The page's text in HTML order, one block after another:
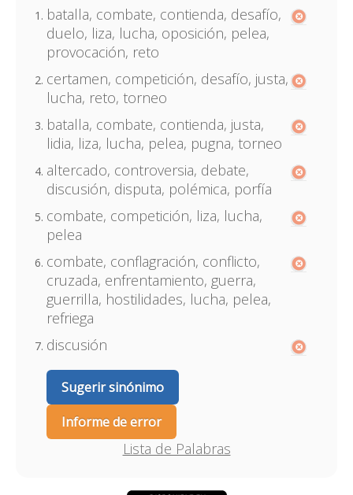
batalla, combate, contienda, desafío,
duelo, liza, lucha, oposición, pelea,
provocación, reto
certamen, competición, desafío, justa,
lucha, reto, torneo
batalla, combate, contienda, justa,
lidia, liza, lucha, pelea, pugna, torneo
altercado, controversia, debate,
discusión, disputa, polémica, porfía
combate, competición, liza, lucha,
pelea
combate, conflagración, conflicto,
cruzada, enfrentamiento, guerra,
guerrilla, hostilidades, lucha, pelea,
refriega
discusión
Sugerir sinónimo
Informe de error
Lista de Palabras